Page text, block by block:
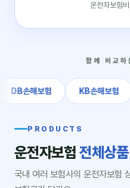
운전자보험
함께 비교
손해보험 KB손해보험
PRODUCTS
운전자보험 전체상품
국내 여러 보험사의 운전자보험